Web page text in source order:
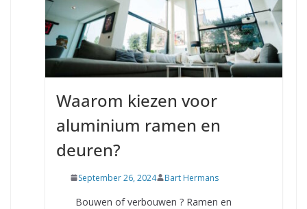
Waarom kiezen voor
aluminium ramen en
deuren?
September 26, 2024 Bart Hermans
Bouwen of verbouwen ? Ramen en